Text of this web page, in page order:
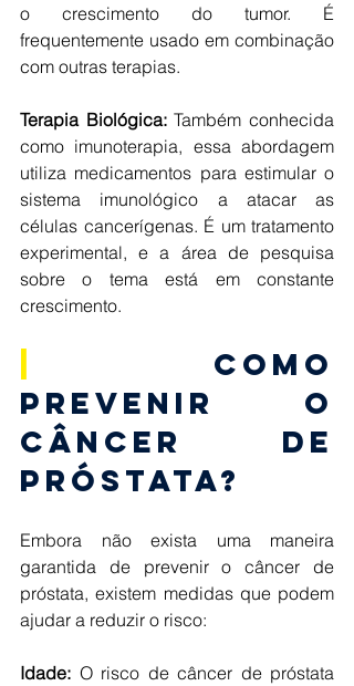
o crescimento do tumor. É
frequentemente usado em combinação
com outras terapias.
Terapia Biológica: Também conhecida
como imunoterapia, essa abordagem
utiliza medicamentos para estimular o
sistema imunológico a atacar as
células cancerígenas. É um tratamento
experimental, e a área de pesquisa
sobre o tema está em constante
crescimento.
Como
prevenir o
Câncer de
Próstata?
Embora não exista uma maneira
garantida de prevenir o câncer de
próstata, existem medidas que podem
ajudar a reduzir o risco:
Idade: O risco de câncer de próstata